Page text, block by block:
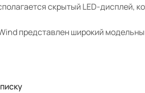
скрытый LED-дисплей,
представлен широкий